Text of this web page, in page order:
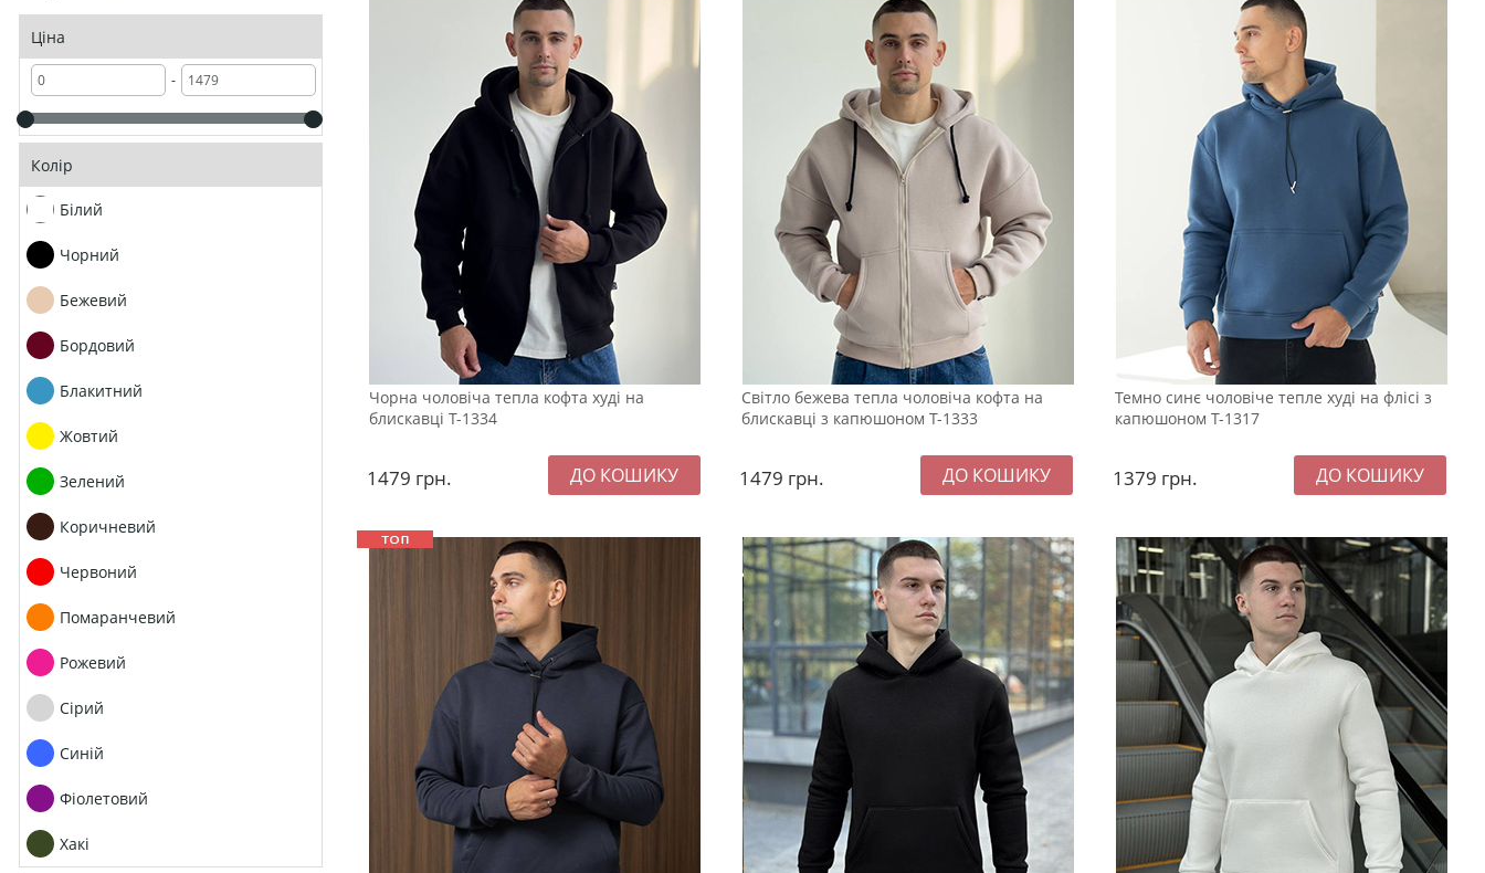
Ціна
-
Колір
Білий
Чорний
Бежевий
Бордовий
Блакитний
Жовтий
Зелений
Коричневий
Червоний
Помаранчевий
Рожевий
Сірий
Синій
Фіолетовий
Хакі
Чорна чоловіча тепла кофта худі на
блискавці Т-1334
1479 грн.
Світло бежева тепла чоловіча кофта на
блискавці з капюшоном Т-1333
1479 грн.
Темно синє чоловіче тепле худі на флісі з
капюшоном Т-1317
1379 грн.